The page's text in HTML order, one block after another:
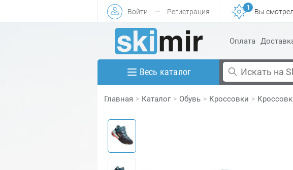
Войти — Регистрация
1
Вы
Оплата
Весь каталог
Главная Каталог Обувь Кроссовки